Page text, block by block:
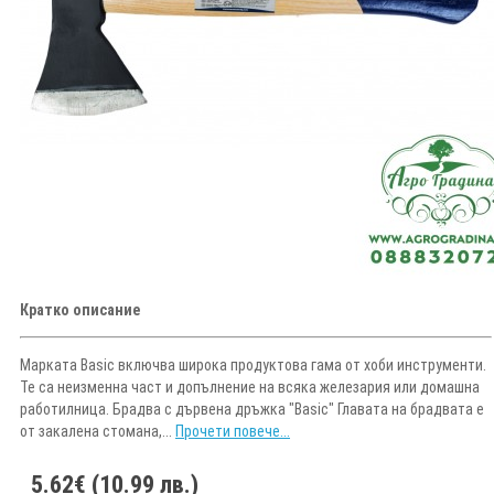
Кратко описание
Марката Basic включва широка продуктова гама от хоби инструменти.
Те са неизменна част и допълнение на всяка железария или домашна
работилница. Брадва с дървена дръжка "Basic" Главата на брадвата е
от закалена стомана,... Прочети повече...
5.62€ (10.99 лв.)